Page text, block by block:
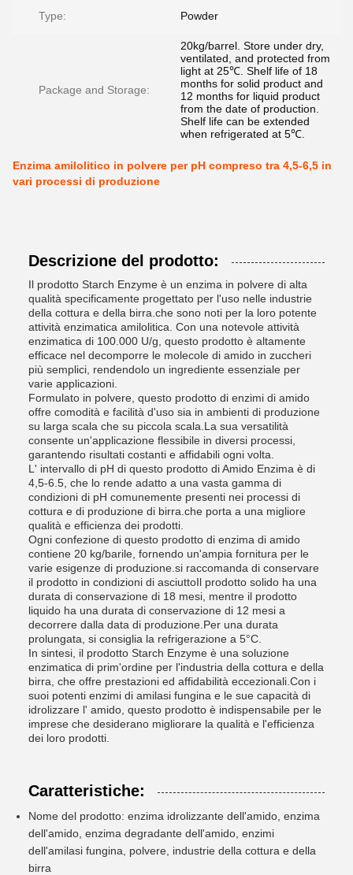
Type: Powder
Package and Storage:
20kg/barrel. Store under dry,
ventilated, and protected from
light at 25℃. Shelf life of 18
months for solid product and
12 months for liquid product
from the date of production.
Shelf life can be extended
when refrigerated at 5℃.
Enzima amilolitico in polvere per pH compreso tra 4,5-6,5 in
vari processi di produzione
Descrizione del prodotto:
Il prodotto Starch Enzyme è un enzima in polvere di alta
qualità specificamente progettato per l'uso nelle industrie
della cottura e della birra.che sono noti per la loro potente
attività enzimatica amilolitica. Con una notevole attività
enzimatica di 100.000 U/g, questo prodotto è altamente
efficace nel decomporre le molecole di amido in zuccheri
più semplici, rendendolo un ingrediente essenziale per
varie applicazioni.
Formulato in polvere, questo prodotto di enzimi di amido
offre comodità e facilità d'uso sia in ambienti di produzione
su larga scala che su piccola scala.La sua versatilità
consente un'applicazione flessibile in diversi processi,
garantendo risultati costanti e affidabili ogni volta.
L' intervallo di pH di questo prodotto di Amido Enzima è di
4,5-6.5, che lo rende adatto a una vasta gamma di
condizioni di pH comunemente presenti nei processi di
cottura e di produzione di birra.che porta a una migliore
qualità e efficienza dei prodotti.
Ogni confezione di questo prodotto di enzima di amido
contiene 20 kg/barile, fornendo un'ampia fornitura per le
varie esigenze di produzione.si raccomanda di conservare
il prodotto in condizioni di asciuttoIl prodotto solido ha una
durata di conservazione di 18 mesi, mentre il prodotto
liquido ha una durata di conservazione di 12 mesi a
decorrere dalla data di produzione.Per una durata
prolungata, si consiglia la refrigerazione a 5°C.
In sintesi, il prodotto Starch Enzyme è una soluzione
enzimatica di prim'ordine per l'industria della cottura e della
birra, che offre prestazioni ed affidabilità eccezionali.Con i
suoi potenti enzimi di amilasi fungina e le sue capacità di
idrolizzare l' amido, questo prodotto è indispensabile per le
imprese che desiderano migliorare la qualità e l'efficienza
dei loro prodotti.
Caratteristiche:
Nome del prodotto: enzima idrolizzante dell'amido, enzima
dell'amido, enzima degradante dell'amido, enzimi
dell'amilasi fungina, polvere, industrie della cottura e della
birra